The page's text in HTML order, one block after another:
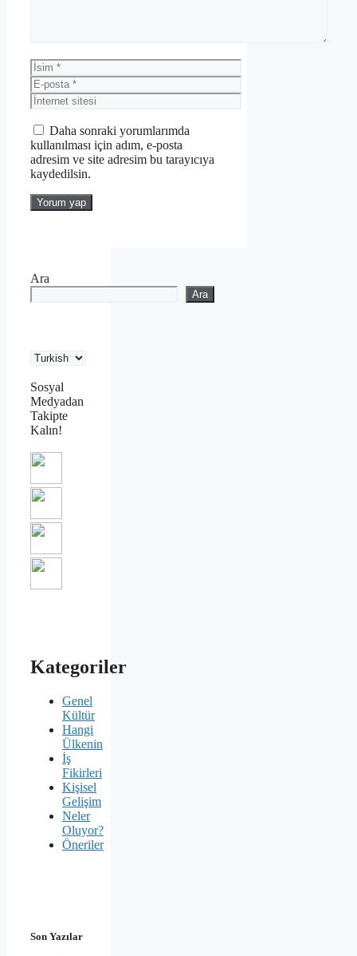
İsim
E-
posta
İnternet
sitesi
Daha sonraki yorumlarımda
kullanılması için adım, e-posta
adresim ve site adresim bu tarayıcıya
kaydedilsin.
Ara
Ara
Sosyal
Medyadan
Takipte
Kalın!
Kategoriler
Genel
Kültür
Hangi
Ülkenin
İş
Fikirleri
Kişisel
Gelişim
Neler
Oluyor?
Öneriler
Son Yazılar